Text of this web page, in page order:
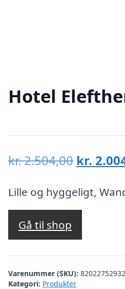
Hotel
kr.2.504,00 Den
pris
var:
kr.
Lille og hyggeligt,
Gå til shop
Varenummer (SKU):
Kategori: Produkter